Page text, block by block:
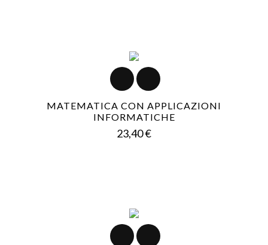
MATEMATICA CON APPLICAZIONI
INFORMATICHE
23,40 €Prezzo